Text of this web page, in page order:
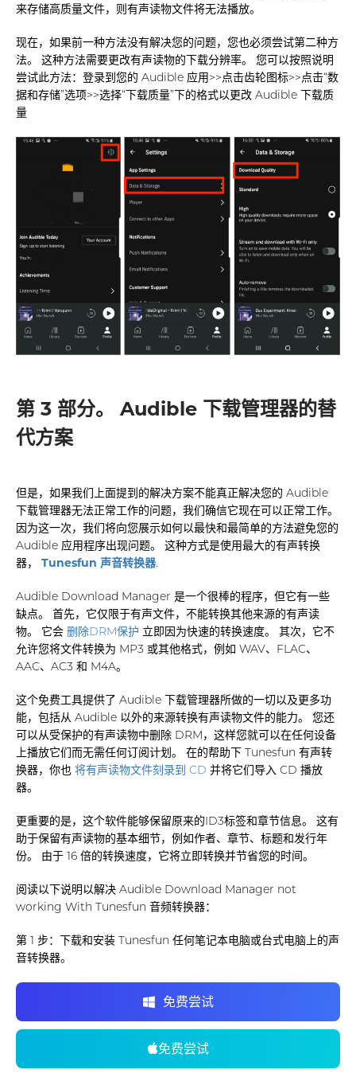
来存储高质量文件，则有声读物文件将无法播放。
现在，如果前一种方法没有解决您的问题，您也必须尝试第二种方
法。 这种方法需要更改有声读物的下载分辨率。 您可以按照说明
尝试此方法：登录到您的 Audible 应用>>点击齿轮图标>>点击“数
据和存储”选项>>选择“下载质量”下的格式以更改 Audible 下载质
量
第 3 部分。 Audible 下载管理器的替
代方案
但是，如果我们上面提到的解决方案不能真正解决您的 Audible
下载管理器无法正常工作的问题，我们确信它现在可以正常工作。
因为这一次，我们将向您展示如何以最快和最简单的方法避免您的
Audible 应用程序出现问题。 这种方式是使用最大的有声转换
器， Tunesfun 声音转换器.
Audible Download Manager 是一个很棒的程序，但它有一些
缺点。 首先，它仅限于有声文件，不能转换其他来源的有声读
物。 它会 删除DRM保护 立即因为快速的转换速度。 其次，它不
允许您将文件转换为 MP3 或其他格式，例如 WAV、FLAC、
AAC、AC3 和 M4A。
这个免费工具提供了 Audible 下载管理器所做的一切以及更多功
能，包括从 Audible 以外的来源转换有声读物文件的能力。 您还
可以从受保护的有声读物中删除 DRM，这样您就可以在任何设备
上播放它们而无需任何订阅计划。 在的帮助下 Tunesfun 有声转
换器，你也 将有声读物文件刻录到 CD 并将它们导入 CD 播放
器。
更重要的是，这个软件能够保留原来的ID3标签和章节信息。 这有
助于保留有声读物的基本细节，例如作者、章节、标题和发行年
份。 由于 16 倍的转换速度，它将立即转换并节省您的时间。
阅读以下说明以解决 Audible Download Manager not
working With Tunesfun 音频转换器：
第 1 步：下载和安装 Tunesfun 任何笔记本电脑或台式电脑上的声
音转换器。
免费尝试
免费尝试